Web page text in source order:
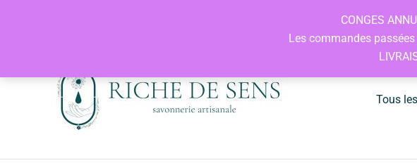
CONGES
Les commandes
Tous